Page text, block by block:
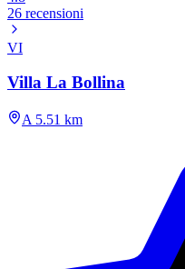
26 recensioni
VI
Villa La Bollina
A 5.51 km